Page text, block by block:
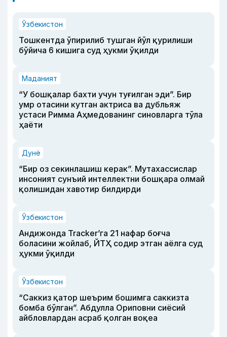
Ўзбекистон
Тошкентда ўпирилиб тушган йўл қурилиши
бўйича 6 кишига суд ҳукми ўқилди
Маданият
“У бошқалар бахти учун туғилган эди”. Бир
умр отасини кутган актриса ва дубльяж
устаси Римма Аҳмедованинг синовларга тўла
ҳаёти
Дунё
“Бир оз секинлашиш керак”. Мутахассислар
инсоният сунъий интеллектни бошқара олмай
қолишидан хавотир билдирди
Ўзбекистон
Андижонда Tracker’га 21 нафар боғча
боласини жойлаб, ЙТҲ содир этган аёлга суд
ҳукми ўқилди
Ўзбекистон
“Саккиз қатор шеърим бошимга саккизта
бомба бўлган”. Абдулла Ориповни сиёсий
айбловлардан асраб қолган воқеа